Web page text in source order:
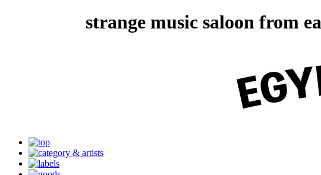
strange music saloon